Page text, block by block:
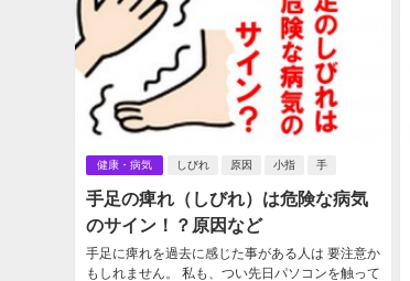
健康・病気 しびれ 原因 小指 手
手足の痺れ（しびれ）は危険な病気
のサイン！？原因など
手足に痺れを過去に感じた事がある人は 要注意か
もしれません。 私も、つい先日パソコンを触って